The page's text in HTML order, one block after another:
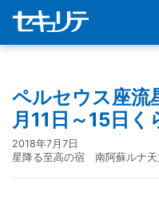
ペルセウス座流
月11日～15日く
2018年7月7日
星降る至高の宿 南阿蘇ルナ天